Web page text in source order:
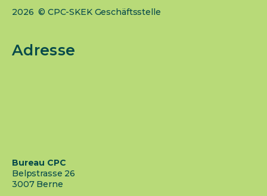
2026 © CPC-SKEK Geschäftsstelle
Adresse
Bureau CPC
Belpstrasse 26
3007 Berne